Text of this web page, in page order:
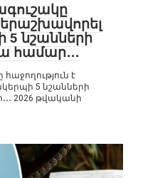
երաշխավորել
նշանների
համար․․․
է
5 նշանների
2026 թվականի